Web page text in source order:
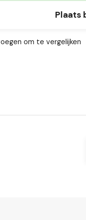
Plaats
om te vergelijken